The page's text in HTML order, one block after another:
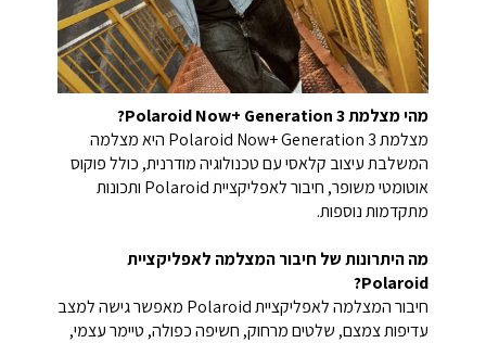
מהי מצלמת Polaroid Now+ Generation 3?
מצלמת Polaroid Now+ Generation 3 היא מצלמה
המשלבת עיצוב קלאסי עם טכנולוגיה מודרנית, כולל פוקוס
אוטומטי משופר, חיבור לאפליקציית Polaroid ותכונות
מתקדמות נוספות.
מה היתרונות של חיבור המצלמה לאפליקציית
Polaroid?
חיבור המצלמה לאפליקציית Polaroid מאפשר גישה למצב
עדיפות צמצם, שלטים מרחוק, חשיפה כפולה, טיימר עצמי,